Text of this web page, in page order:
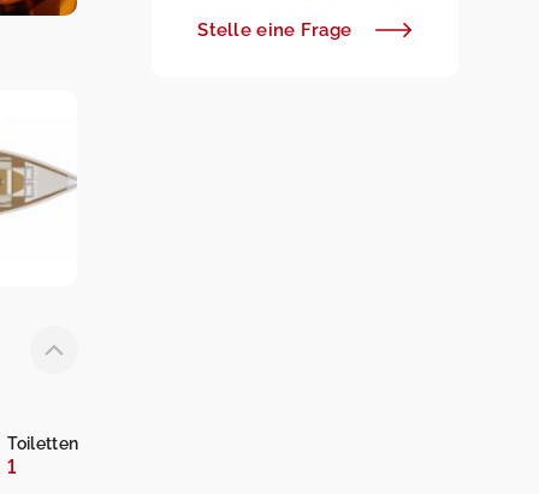
Toiletten
1
Stelle eine Frage